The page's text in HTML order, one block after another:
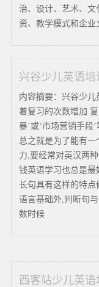
治、设计、艺术、
资、教学模式和企业
兴谷少儿英语
内容摘要：兴谷少
着复习的次数增加
暴’或‘市场营销手段
总之就是为了能有
力,要经常对英汉两
钱英语学习也总是
长句具有这样的特
语言基础外,判断句
数时候
西客站少儿英语